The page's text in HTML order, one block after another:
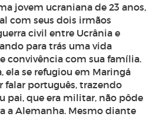
jovem ucraniana de 23 anos,
com seus dois irmãos
civil entre Ucrânia e
para trás uma vida
convivência com sua família.
ela se refugiou em Maringá
falar português, trazendo
pai, que era militar, não pôde
a Alemanha. Mesmo diante